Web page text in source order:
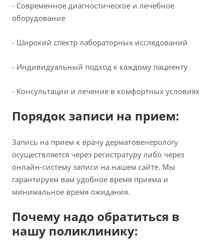
- Современное диагностическое и лечебное
оборудование
- Широкий спектр лабораторных исследований
- Индивидуальный подход к каждому пациенту
- Консультации и лечение в комфортных условиях
Порядок записи на прием:
Запись на прием к врачу дерматовенерологу
осуществляется через регистратуру либо через
онлайн-систему записи на нашем сайте. Мы
гарантируем вам удобное время приема и
минимальное время ожидания.
Почему надо обратиться в
нашу поликлинику: